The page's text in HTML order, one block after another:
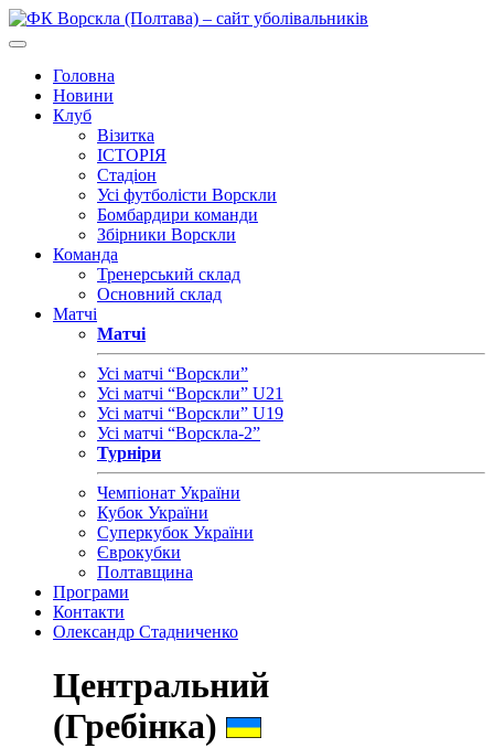
Головна
Новини
Клуб
Візитка
ІСТОРІЯ
Стадіон
Усі футболісти Ворскли
Бомбардири команди
Збірники Ворскли
Команда
Тренерський склад
Основний склад
Матчі
Матчі
Усі матчі “Ворскли”
Усі матчі “Ворскли” U21
Усі матчі “Ворскли” U19
Усі матчі “Ворскла-2”
Турніри
Чемпіонат України
Кубок України
Суперкубок України
Єврокубки
Полтавщина
Програми
Контакти
Олександр Стадниченко
Центральний
(Гребінка)